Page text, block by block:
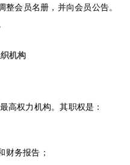
会员名册，并向会员公告。
机构
高权力机构。其职权是：
财务报告；